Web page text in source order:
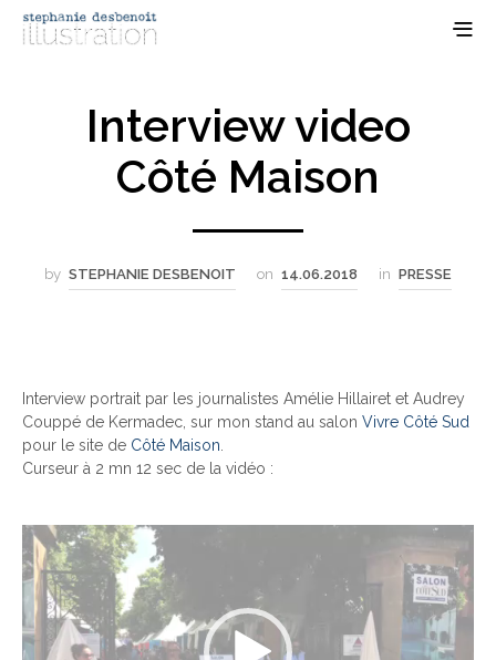
Interview video
Côté Maison
by STEPHANIE DESBENOIT on 14.06.2018 in PRESSE
Interview portrait par les journalistes Amélie Hillairet et Audrey
Couppé de Kermadec, sur mon stand au salon Vivre Côté Sud
pour le site de Côté Maison.
Curseur à 2 mn 12 sec de la vidéo :
Lecteur
vidéo